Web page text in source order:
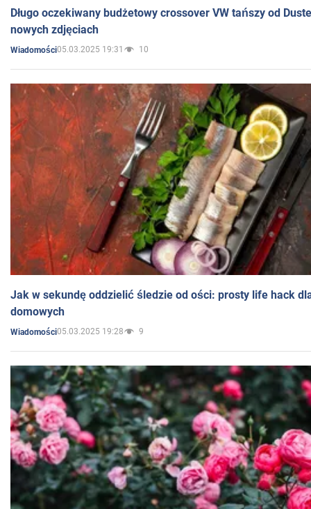
Długo oczekiwany budżetowy crossover VW tańszy od
nowych zdjęciach
Wiadomości05.03.2025 19:31 10
Jak w sekundę oddzielić śledzie od ości: prosty life hack
domowych
Wiadomości05.03.2025 19:28 9